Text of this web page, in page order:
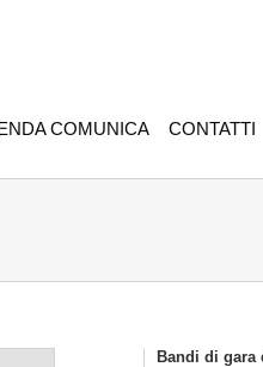
COMUNICA CONTATTI
Bandi di gara